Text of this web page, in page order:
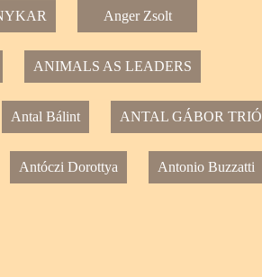
Anger Zsolt
ANIMALS AS LEADERS
Antal Bálint ANTAL GÁBOR TRIÓ
Antóczi Dorottya Antonio Buzzatti